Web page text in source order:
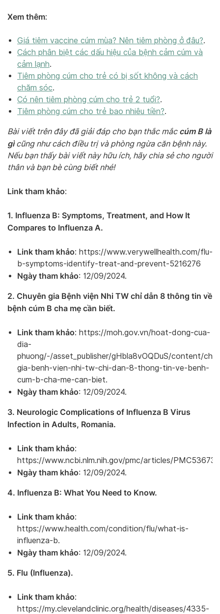
Xem thêm:
Giá tiêm vaccine cúm mùa? Nên tiêm phòng ở đâu?.
Cách phân biệt các dấu hiệu của bệnh cảm cúm và
cảm lạnh.
Tiêm phòng cúm cho trẻ có bị sốt không và cách
chăm sóc.
Có nên tiêm phòng cúm cho trẻ 2 tuổi?.
Tiêm phòng cúm cho trẻ bao nhiêu tiền?.
Bài viết trên đây đã giải đáp cho bạn thắc mắc cúm B là
gìcũng như cách điều trị và phòng ngừa căn bệnh này.
Nếu bạn thấy bài viết này hữu ích, hãy chia sẻ cho người
thân và bạn bè cùng biết nhé!
Link tham khảo:
1. Influenza B: Symptoms, Treatment, and How It
Compares to Influenza A.
Link tham khảo: https://www.verywellhealth.com/flu-
b-symptoms-identify-treat-and-prevent-5216276
Ngày tham khảo: 12/09/2024.
2. Chuyên gia Bệnh viện Nhi TW chỉ dẫn 8 thông tin về
bệnh cúm B cha mẹ cần biết.
Link tham khảo: https://moh.gov.vn/hoat-dong-cua-
dia-
phuong/-/asset_publisher/gHbla8vOQDuS/content/
gia-benh-vien-nhi-tw-chi-dan-8-thong-tin-ve-benh-
cum-b-cha-me-can-biet.
Ngày tham khảo: 12/09/2024.
3. Neurologic Complications of Influenza B Virus
Infection in Adults, Romania.
Link tham khảo:
https://www.ncbi.nlm.nih.gov/pmc/articles/
Ngày tham khảo: 12/09/2024.
4. Influenza B: What You Need to Know.
Link tham khảo:
https://www.health.com/condition/flu/what-is-
influenza-b.
Ngày tham khảo: 12/09/2024.
5. Flu (Influenza).
Link tham khảo:
https://my.clevelandclinic.org/health/diseases/4335-